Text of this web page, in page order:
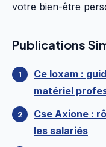
votre bien-être
Publications
Ce loxam :
matériel
Cse Axione :
les salariés